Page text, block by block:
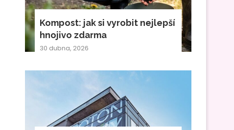
Kompost: jak si vyrobit nejlepší
hnojivo zdarma
30 dubna, 2026